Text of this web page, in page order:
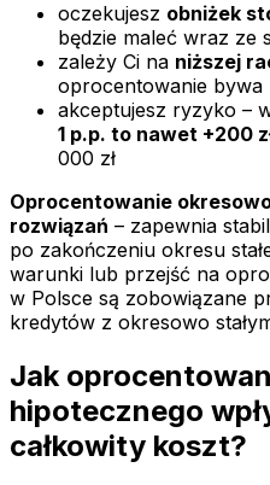
oczekujesz obniżek
będzie maleć wraz ze
zależy Ci na niższej
oprocentowanie bywa
akceptujesz ryzyko –
1 p.p. to nawet +200
000 zł
Oprocentowanie
rozwiązań – zapewnia
po zakończeniu okresu
warunki lub przejść na
w Polsce są zobowiązane
kredytów z okresowo
Jak
hipotecznego
całkowity koszt?